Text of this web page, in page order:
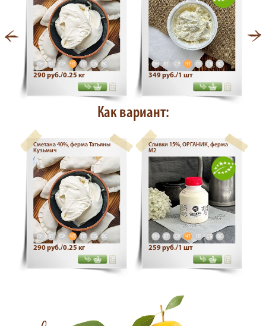
ПН ВТ СР ЧТ ПТ СБ ВС
290 руб./0.25 кг
ПН ВТ СР ЧТ ПТ СБ ВС
349 руб./1 шт
Как вариант:
Сметана 40%, ферма Татьяны
Кузьмич
ПН ВТ СР ЧТ СБ ВС
290 руб./0.25 кг
Сливки 15%, ОРГАНИК, ферма
М2
ПН ВТ СР ЧТ СБ ВС
259 руб./1 шт